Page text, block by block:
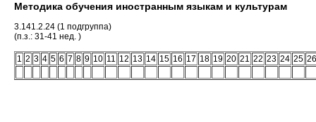
Методика обучения иностранным языкам и культурам
3.141.2.24 (1 подгруппа)
(п.з.: 31-41 нед. )
1 2 3 4 5 6 7 8 9 10 11 12 13 14 15 16 17 18 19 20 21 22 23 24 25 26